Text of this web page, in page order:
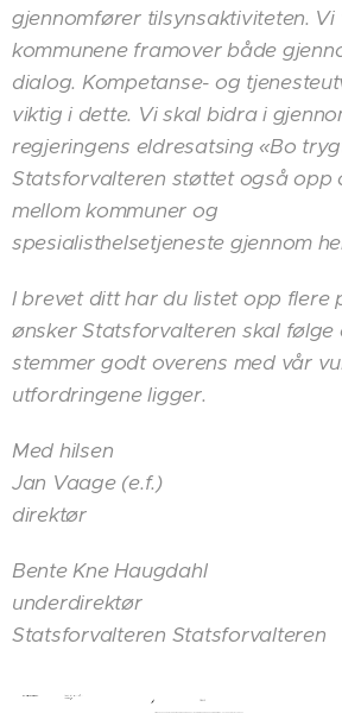
gjennomfører tilsynsaktiviteten.
kommunene framover både
dialog. Kompetanse- og
viktig i dette. Vi skal bidra i
regjeringens eldresatsing «Bo
Statsforvalteren støttet også opp
mellom kommuner og
spesialisthelsetjeneste gjennom
I brevet ditt har du listet opp flere
ønsker Statsforvalteren skal følge
stemmer godt overens med vår
utfordringene ligger.
Med hilsen
Jan Vaage (e.f.)
direktør
Bente Kne Haugdahl
underdirektør
Statsforvalteren Statsforvalteren